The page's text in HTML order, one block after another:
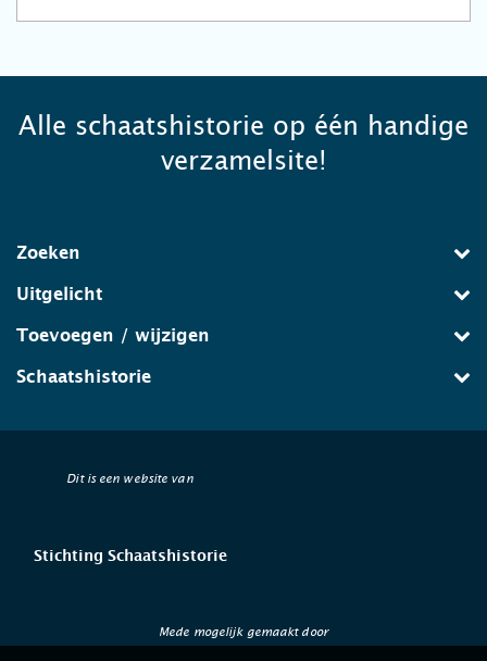
Alle schaatshistorie op één handige
verzamelsite!
Zoeken
Uitgelicht
Toevoegen / wijzigen
Schaatshistorie
Dit is een website van
Stichting Schaatshistorie
Mede mogelijk gemaakt door